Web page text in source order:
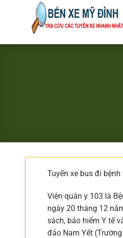
dung
Tuyến xe bus đi
Viện quân y 103 là
ngày 20 tháng 12
sách, bảo hiểm Y tế
đảo Nam Yết